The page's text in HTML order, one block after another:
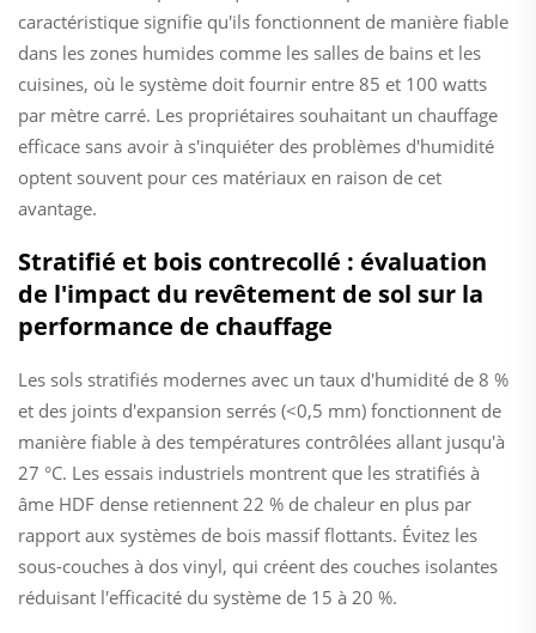
caractéristique signifie qu'ils fonctionnent de manière fiable
dans les zones humides comme les salles de bains et les
cuisines, où le système doit fournir entre 85 et 100 watts
par mètre carré. Les propriétaires souhaitant un chauffage
efficace sans avoir à s'inquiéter des problèmes d'humidité
optent souvent pour ces matériaux en raison de cet
avantage.
Stratifié et bois contrecollé : évaluation
de l'impact du revêtement de sol sur la
performance de chauffage
Les sols stratifiés modernes avec un taux d'humidité de 8 %
et des joints d'expansion serrés (<0,5 mm) fonctionnent de
manière fiable à des températures contrôlées allant jusqu'à
27 °C. Les essais industriels montrent que les stratifiés à
âme HDF dense retiennent 22 % de chaleur en plus par
rapport aux systèmes de bois massif flottants. Évitez les
sous-couches à dos vinyl, qui créent des couches isolantes
réduisant l'efficacité du système de 15 à 20 %.